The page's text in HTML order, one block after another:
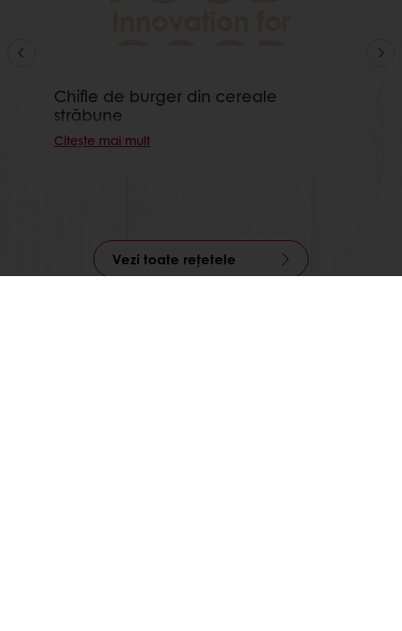
Chifle de burger din cereale
străbune
Citește mai mult
Vezi toate rețetele